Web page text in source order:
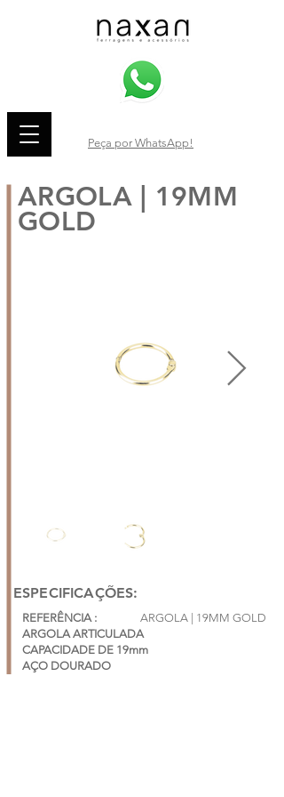
Peça por WhatsApp!
ARGOLA | 19MM
GOLD
ESPECIFICAÇÕES:
REFERÊNCIA :
ARGOLA | 19MM GOLD
ARGOLA ARTICULADA
CAPACIDADE DE 19mm
AÇO DOURADO